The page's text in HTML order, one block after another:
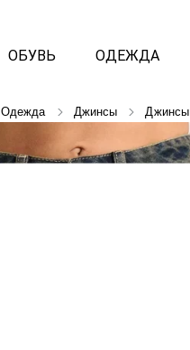
ОБУВЬ ОДЕЖДА
Одежда Джинсы Джинсы